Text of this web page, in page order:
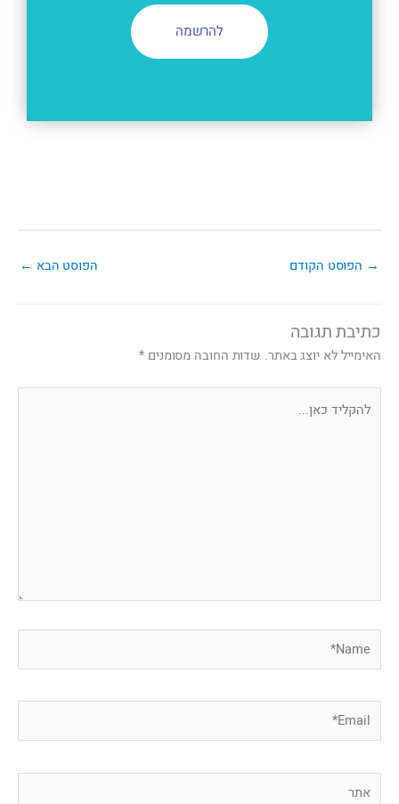
להרשמה
→ הפוסט הקודם הפוסט הבא ←
כתיבת תגובה
האימייל לא יוצג באתר. שדות החובה מסומנים *
Email*